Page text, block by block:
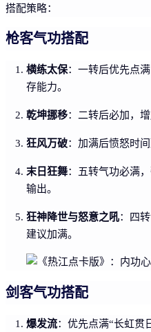
搭配策略：
枪客气功搭配
横练太保：一转后优先点
存能力。
乾坤挪移：二转后必加，
狂风万破：加满后愤怒时
末日狂舞：五转气功必满
输出。
狂神降世与怒意之吼：四
建议加满。
剑客气功搭配
爆发流：优先点满“长虹贯